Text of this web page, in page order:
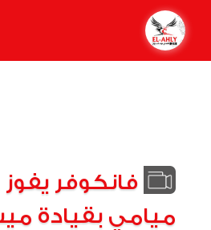
فانكوفر يفوز
ميامي بقيادة